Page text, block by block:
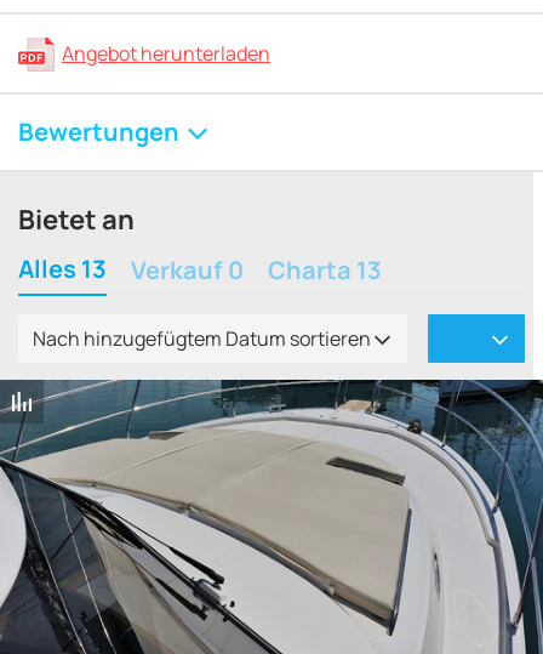
Angebot herunterladen
Bewertungen
Bietet an
Alles 13 Verkauf 0 Charta 13
Nach hinzugefügtem Datum sortieren